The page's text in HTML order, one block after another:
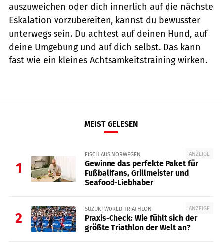
auszuweichen oder dich innerlich auf die nächste
Eskalation vorzubereiten, kannst du bewusster
unterwegs sein. Du achtest auf deinen Hund, auf
deine Umgebung und auf dich selbst. Das kann
fast wie ein kleines Achtsamkeitstraining wirken.
MEIST GELESEN
1
ANZEIGE
FISCH AUS NORWEGEN
Gewinne das perfekte Paket für
Fußballfans, Grillmeister und
Seafood-Liebhaber
2
ANZEIGE
SUZUKI WORLD TRIATHLON
Praxis-Check: Wie fühlt sich der
größte Triathlon der Welt an?